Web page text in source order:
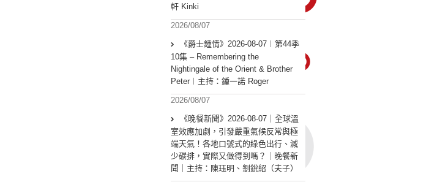
軒 Kinki
2026/08/07
《爵士鍾情》2026-08-07︱第44季
10集 – Remembering the
Nightingale of the Orient & Brother
Peter︱主持：鍾一諾 Roger
2026/08/07
《晚餐新聞》2026-08-07｜全球溫
室效應加劇，引發嚴重氣候反常與極
端天氣！各地口號式的綠色出行、減
少碳排，實際又做得到嗎？｜晚餐新
聞｜主持：陳珏明、劉銳紹（夫子）